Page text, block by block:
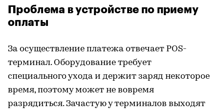
Проблема в устройстве по приему
оплаты
За осуществление платежа отвечает POS-
терминал. Оборудование требует
специального ухода и держит заряд некоторое
время, поэтому может не вовремя
разрядиться. Зачастую у терминалов выходят